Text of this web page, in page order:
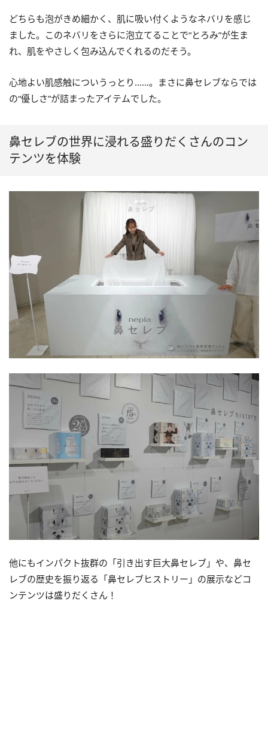
どちらも泡がきめ細かく、肌に吸い付くようなネバリを感じ
ました。このネバリをさらに泡立てることで“とろみ”が生ま
れ、肌をやさしく包み込んでくれるのだそう。
心地よい肌感触についうっとり……。まさに鼻セレブならでは
の“優しさ”が詰まったアイテムでした。
鼻セレブの世界に浸れる盛りだくさんのコン
テンツを体験
他にもインパクト抜群の「引き出す巨大鼻セレブ」や、鼻セ
レブの歴史を振り返る「鼻セレブヒストリー」の展示などコ
ンテンツは盛りだくさん！